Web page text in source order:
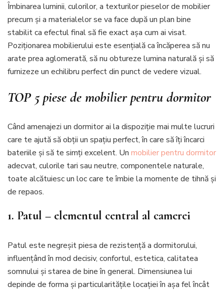
Îmbinarea luminii, culorilor, a texturilor pieselor de mobilier
precum și a materialelor se va face după un plan bine
stabilit ca efectul final să fie exact așa cum ai visat.
Poziționarea mobilierului este esențială ca încăperea să nu
arate prea aglomerată, să nu obtureze lumina naturală și să
furnizeze un echilibru perfect din punct de vedere vizual.
TOP 5 piese de mobilier pentru dormitor
Când amenajezi un dormitor ai la dispoziție mai multe lucruri
care te ajută să obții un spațiu perfect, în care să îți încarci
bateriile și să te simți excelent. Un mobilier pentru dormitor
adecvat, culorile tari sau neutre, componentele naturale,
toate alcătuiesc un loc care te îmbie la momente de tihnă și
de repaos.
1. Patul – elementul central al camerei
Patul este negreșit piesa de rezistență a dormitorului,
influențând în mod decisiv, confortul, estetica, calitatea
somnului și starea de bine în general. Dimensiunea lui
depinde de forma și particularitățile locației în așa fel încât